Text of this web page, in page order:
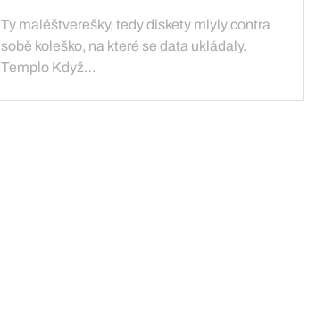
Ty maléštverešky, tedy diskety mlyly contra
sobě koleško, na které se data ukládaly.
Templo Když…